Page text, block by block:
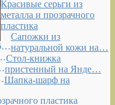
Красивые серьги из
металла и прозрачного
пластика
Сапожки из
натуральной кожи на…
Стол-книжка
пристенный на Янде…
Шапка-шарф на